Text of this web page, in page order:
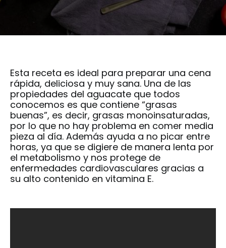
Esta receta es ideal para preparar una cena
rápida, deliciosa y muy sana. Una de las
propiedades del aguacate que todos
conocemos es que contiene “grasas
buenas”, es decir, grasas monoinsaturadas,
por lo que no hay problema en comer media
pieza al día. Además ayuda a no picar entre
horas, ya que se digiere de manera lenta por
el metabolismo y nos protege de
enfermedades cardiovasculares gracias a
su alto contenido en vitamina E.